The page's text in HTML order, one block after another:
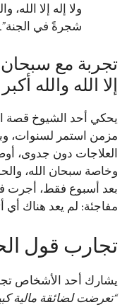
ولا إله إلا
شجرةً في الجنة”.
تجربة مع سبحان
إلا الله والله أكبر
يحكي أحد الشيوخ قصة
مزمن استمر لسنوات،
العلاجات دون جدوى،
وخاصة سبحان الله،
بعد أسبوع فقط، أجرت
مفاجئة: لم يعد هناك
تجارب قول
يشارك أحد الأشخاص
“تعرضت لضائقة مالية